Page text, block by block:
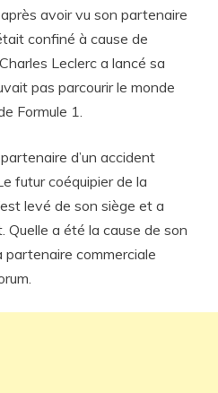
avoir vu son partenaire
confiné à cause de
Leclerc a lancé sa
pas parcourir le monde
Formule 1.
d’un accident
futur coéquipier de la
levé de son siège et a
a été la cause de son
commerciale